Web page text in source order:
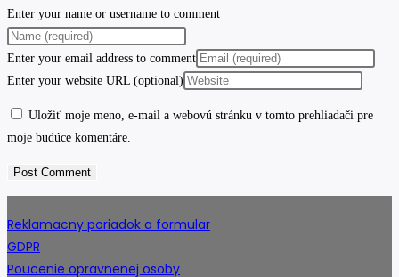
Enter your name or username to comment
Enter your email address to comment
Enter your website URL (optional)
Uložiť moje meno, e-mail a webovú stránku v tomto prehliadači pre
moje budúce komentáre.
Reklamacny poriadok a formular
GDPR
Poucenie opravnenej osoby